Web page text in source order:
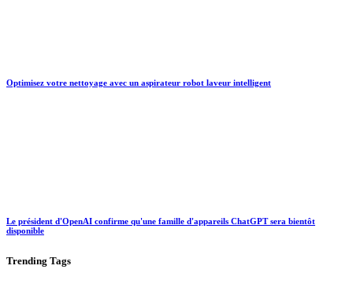
Optimisez votre nettoyage avec un aspirateur robot laveur intelligent
Le président d'OpenAI confirme qu'une famille d'appareils ChatGPT sera bientôt
disponible
Trending Tags